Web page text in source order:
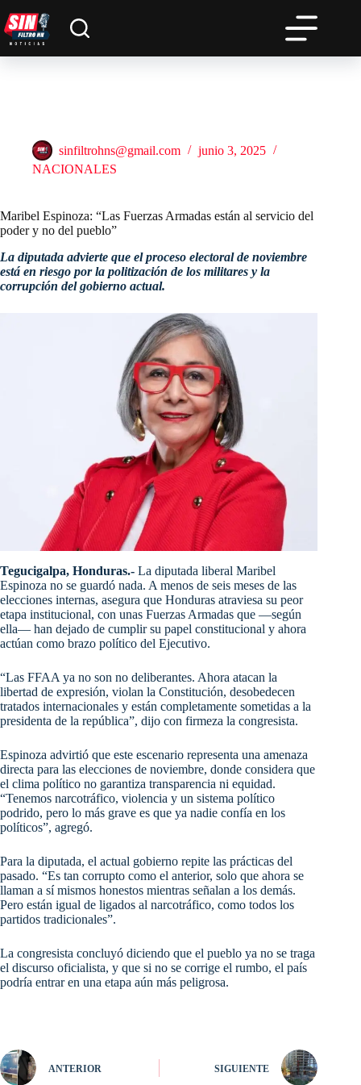
al
contenido
sinfiltrohns@gmail.com
junio 3, 2025
NACIONALES
Maribel Espinoza: “Las Fuerzas Armadas están al servicio del
poder y no del pueblo”
La diputada advierte que el proceso electoral de noviembre
está en riesgo por la politización de los militares y la
corrupción del gobierno actual.
Tegucigalpa, Honduras.- La diputada liberal Maribel
Espinoza no se guardó nada. A menos de seis meses de las
elecciones internas, asegura que Honduras atraviesa su peor
etapa institucional, con unas Fuerzas Armadas que —según
ella— han dejado de cumplir su papel constitucional y ahora
actúan como brazo político del Ejecutivo.
“Las FFAA ya no son no deliberantes. Ahora atacan la
libertad de expresión, violan la Constitución, desobedecen
tratados internacionales y están completamente sometidas a la
presidenta de la república”, dijo con firmeza la congresista.
Espinoza advirtió que este escenario representa una amenaza
directa para las elecciones de noviembre, donde considera que
el clima político no garantiza transparencia ni equidad.
“Tenemos narcotráfico, violencia y un sistema político
podrido, pero lo más grave es que ya nadie confía en los
políticos”, agregó.
Para la diputada, el actual gobierno repite las prácticas del
pasado. “Es tan corrupto como el anterior, solo que ahora se
llaman a sí mismos honestos mientras señalan a los demás.
Pero están igual de ligados al narcotráfico, como todos los
partidos tradicionales”.
La congresista concluyó diciendo que el pueblo ya no se traga
el discurso oficialista, y que si no se corrige el rumbo, el país
podría entrar en una etapa aún más peligrosa.
ANTERIOR SIGUIENTE